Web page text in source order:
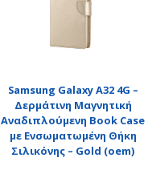
Samsung Galaxy A32 4G –
Δερμάτινη Μαγνητική
Αναδιπλούμενη Book Case
με Ενσωματωμένη Θήκη
Σιλικόνης – Gold (oem)